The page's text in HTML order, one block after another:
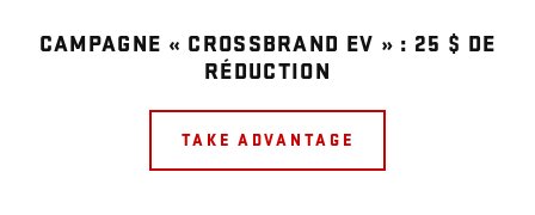
CAMPAGNE « CROSSBRAND EV » : 25 $ DE
RÉDUCTION
TAKE ADVANTAGE